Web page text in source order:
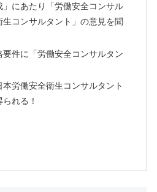
にあたり「労働安全コンサル
生コンサルタント」の意見を聞
要件に「労働安全コンサルタン
労働安全衛生コンサルタント
れる！